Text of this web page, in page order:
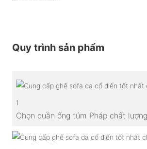
Quy trình sản phẩm
1
Chọn quần ống túm Pháp chất